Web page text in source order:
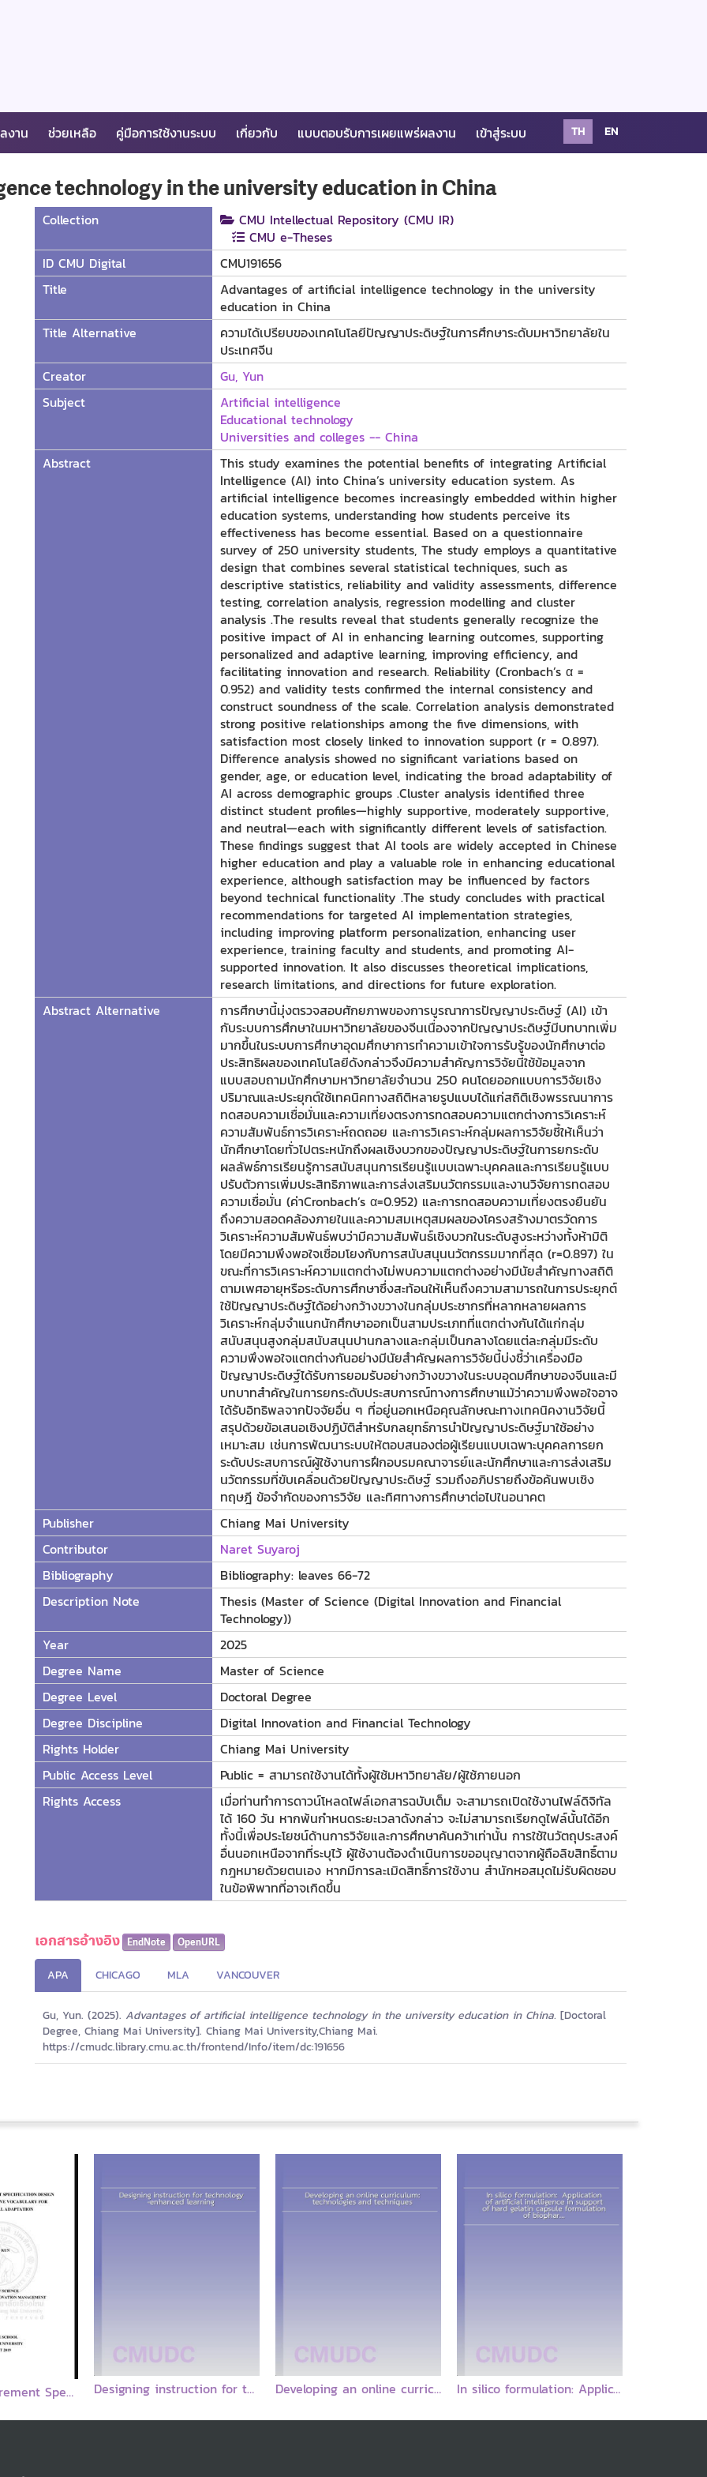
งาน ช่วยเหลือ คู่มือการใช้งานระบบ เกี่ยวกับ แบบตอบรับการเผยแพร่ผลงาน เข้าสู่ระบบ TH EN
technology in the university education in China
Collection
CMU Intellectual Repository (CMU IR)
CMU e-Theses
ID CMU Digital
CMU191656
Title
Advantages of artificial intelligence technology in the university
education in China
Title Alternative
ความได้เปรียบของเทคโนโลยีปัญญาประดิษฐ์ในการศึกษาระดับมหาวิทยาลัยใน
ประเทศจีน
Creator
Gu, Yun
Subject
Artificial intelligence
Educational technology
Universities and colleges -- China
Abstract
This study examines the potential benefits of integrating Artificial
Intelligence (AI) into China’s university education system. As
artificial intelligence becomes increasingly embedded within higher
education systems, understanding how students perceive its
effectiveness has become essential. Based on a questionnaire
survey of 250 university students, The study employs a quantitative
design that combines several statistical techniques, such as
descriptive statistics, reliability and validity assessments, difference
testing, correlation analysis, regression modelling and cluster
analysis .The results reveal that students generally recognize the
positive impact of AI in enhancing learning outcomes, supporting
personalized and adaptive learning, improving efficiency, and
facilitating innovation and research. Reliability (Cronbach’s α =
0.952) and validity tests confirmed the internal consistency and
construct soundness of the scale. Correlation analysis demonstrated
strong positive relationships among the five dimensions, with
satisfaction most closely linked to innovation support (r = 0.897).
Difference analysis showed no significant variations based on
gender, age, or education level, indicating the broad adaptability of
AI across demographic groups .Cluster analysis identified three
distinct student profiles—highly supportive, moderately supportive,
and neutral—each with significantly different levels of satisfaction.
These findings suggest that AI tools are widely accepted in Chinese
higher education and play a valuable role in enhancing educational
experience, although satisfaction may be influenced by factors
beyond technical functionality .The study concludes with practical
recommendations for targeted AI implementation strategies,
including improving platform personalization, enhancing user
experience, training faculty and students, and promoting AI-
supported innovation. It also discusses theoretical implications,
research limitations, and directions for future exploration.
Abstract Alternative
การศึกษานี้มุ่งตรวจสอบศักยภาพของการบูรณาการปัญญาประดิษฐ์ (AI) เข้า
กับระบบการศึกษาในมหาวิทยาลัยของจีนเนื่องจากปัญญาประดิษฐ์มีบทบาทเพิ่ม
มากขึ้นในระบบการศึกษาอุดมศึกษาการทำความเข้าใจการรับรู้ของนักศึกษาต่อ
ประสิทธิผลของเทคโนโลยีดังกล่าวจึงมีความสำคัญการวิจัยนี้ใช้ข้อมูลจาก
แบบสอบถามนักศึกษามหาวิทยาลัยจำนวน 250 คนโดยออกแบบการวิจัยเชิง
ปริมาณและประยุกต์ใช้เทคนิคทางสถิติหลายรูปแบบได้แก่สถิติเชิงพรรณนาการ
ทดสอบความเชื่อมั่นและความเที่ยงตรงการทดสอบความแตกต่างการวิเคราะห์
ความสัมพันธ์การวิเคราะห์ถดถอย และการวิเคราะห์กลุ่มผลการวิจัยชี้ให้เห็นว่า
นักศึกษาโดยทั่วไปตระหนักถึงผลเชิงบวกของปัญญาประดิษฐ์ในการยกระดับ
ผลลัพธ์การเรียนรู้การสนับสนุนการเรียนรู้แบบเฉพาะบุคคลและการเรียนรู้แบบ
ปรับตัวการเพิ่มประสิทธิภาพและการส่งเสริมนวัตกรรมและงานวิจัยการทดสอบ
ความเชื่อมั่น (ค่าCronbach’s α=0.952) และการทดสอบความเที่ยงตรงยืนยัน
ถึงความสอดคล้องภายในและความสมเหตุสมผลของโครงสร้างมาตรวัดการ
วิเคราะห์ความสัมพันธ์พบว่ามีความสัมพันธ์เชิงบวกในระดับสูงระหว่างทั้งห้ามิติ
โดยมีความพึงพอใจเชื่อมโยงกับการสนับสนุนนวัตกรรมมากที่สุด (r=0.897) ใน
ขณะที่การวิเคราะห์ความแตกต่างไม่พบความแตกต่างอย่างมีนัยสำคัญทางสถิติ
ตามเพศอายุหรือระดับการศึกษาซึ่งสะท้อนให้เห็นถึงความสามารถในการประยุกต์
ใช้ปัญญาประดิษฐ์ได้อย่างกว้างขวางในกลุ่มประชากรที่หลากหลายผลการ
วิเคราะห์กลุ่มจำแนกนักศึกษาออกเป็นสามประเภทที่แตกต่างกันได้แก่กลุ่ม
สนับสนุนสูงกลุ่มสนับสนุนปานกลางและกลุ่มเป็นกลางโดยแต่ละกลุ่มมีระดับ
ความพึงพอใจแตกต่างกันอย่างมีนัยสำคัญผลการวิจัยนี้บ่งชี้ว่าเครื่องมือ
ปัญญาประดิษฐ์ได้รับการยอมรับอย่างกว้างขวางในระบบอุดมศึกษาของจีนและมี
บทบาทสำคัญในการยกระดับประสบการณ์ทางการศึกษาแม้ว่าความพึงพอใจอาจ
ได้รับอิทธิพลจากปัจจัยอื่น ๆ ที่อยู่นอกเหนือคุณลักษณะทางเทคนิคงานวิจัยนี้
สรุปด้วยข้อเสนอเชิงปฏิบัติสำหรับกลยุทธ์การนำปัญญาประดิษฐ์มาใช้อย่าง
เหมาะสม เช่นการพัฒนาระบบให้ตอบสนองต่อผู้เรียนแบบเฉพาะบุคคลการยก
ระดับประสบการณ์ผู้ใช้งานการฝึกอบรมคณาจารย์และนักศึกษาและการส่งเสริม
นวัตกรรมที่ขับเคลื่อนด้วยปัญญาประดิษฐ์ รวมถึงอภิปรายถึงข้อค้นพบเชิง
ทฤษฎี ข้อจำกัดของการวิจัย และทิศทางการศึกษาต่อไปในอนาคต
Publisher
Chiang Mai University
Contributor
Naret Suyaroj
Bibliography
Bibliography: leaves 66-72
Description Note
Thesis (Master of Science (Digital Innovation and Financial
Technology))
Year
2025
Degree Name
Master of Science
Degree Level
Doctoral Degree
Degree Discipline
Digital Innovation and Financial Technology
Rights Holder
Chiang Mai University
Public Access Level
Public = สามารถใช้งานได้ทั้งผู้ใช้มหาวิทยาลัย/ผู้ใช้ภายนอก
Rights Access
เมื่อท่านทำการดาวน์โหลดไฟล์เอกสารฉบับเต็ม จะสามารถเปิดใช้งานไฟล์ดิจิทัล
ได้ 160 วัน หากพ้นกำหนดระยะเวลาดังกล่าว จะไม่สามารถเรียกดูไฟล์นั้นได้อีก
ทั้งนี้เพื่อประโยชน์ด้านการวิจัยและการศึกษาค้นคว้าเท่านั้น การใช้ในวัตถุประสงค์
อื่นนอกเหนือจากที่ระบุไว้ ผู้ใช้งานต้องดำเนินการขออนุญาตจากผู้ถือลิขสิทธิ์ตาม
กฎหมายด้วยตนเอง หากมีการละเมิดสิทธิ์การใช้งาน สำนักหอสมุดไม่รับผิดชอบ
ในข้อพิพาทที่อาจเกิดขึ้น
เอกสารอ้างอิง EndNote OpenURL
APA CHICAGO MLA VANCOUVER
Gu, Yun. (2025). Advantages of artificial intelligence technology in the university education in China. [Doctoral
Degree, Chiang Mai University]. Chiang Mai University,Chiang Mai.
https://cmudc.library.cmu.ac.th/frontend/Info/item/dc:191656
Software Requirement Specification Design Using Thai Productive Vocabulary for Cross Cultural Adaptation Designing instruction for technology-enhanced learning Developing an online curriculum: technologies and techniques In silico formulation: Application of artificial intelligence in support of hard gelatin capsule formulation of biopharmaceutics classification system class II drugs.